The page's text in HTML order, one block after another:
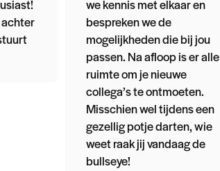
achter
we kennis met elkaar en
bespreken we de
mogelijkheden die bij jou
passen. Na afloop is er alle
ruimte om je nieuwe
collega’s te ontmoeten.
Misschien wel tijdens een
gezellig potje darten, wie
weet raak jij vandaag de
bullseye!